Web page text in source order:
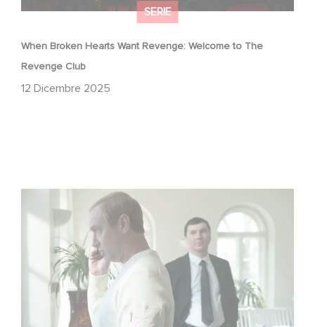
SERIE
When Broken Hearts Want Revenge: Welcome to The
Revenge Club
12 Dicembre 2025
Between power, secrets, and manipulation, discover
who is really pulling the strings.